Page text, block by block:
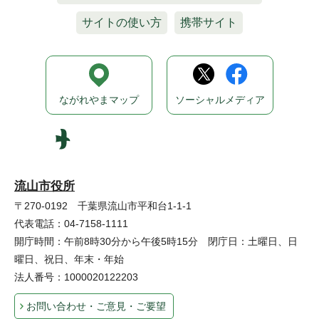
サイトの使い方 携帯サイト
流山市役所
〒270-0192 千葉県流山市平和台1-1-1
代表電話：04-7158-1111
開庁時間：午前8時30分から午後5時15分 閉庁日：土曜日、日
曜日、祝日、年末・年始
法人番号：1000020122203
お問い合わせ・ご意見・ご要望
ながれやまマップ ソーシャルメディア